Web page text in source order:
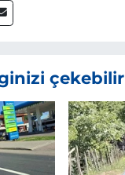
çekebilir